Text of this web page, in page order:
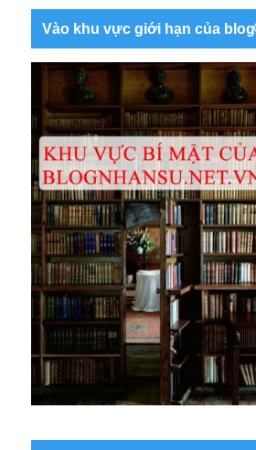
Vào khu vực giới hạn của blog